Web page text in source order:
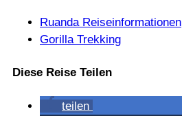
Ruanda Reiseinformationen
Gorilla Trekking
Diese Reise Teilen
tei­len